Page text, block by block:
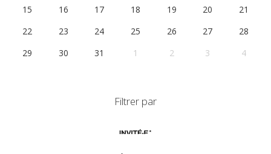
15
16 17 18 19 20
21
22
23 24 25 26 27
28
29
30 31 1 2 3 4
Filtrer par